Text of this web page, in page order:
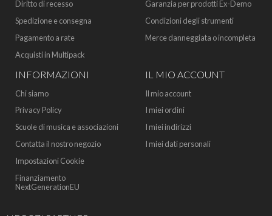
Diritto di recesso
Spedizione e consegna
Pagamento a rate
Acquisti in Multipack
Garanzia per prodotti Ex-Demo
Condizioni degli strumenti
Merce danneggiata o incompleta
INFORMAZIONI
Chi siamo
Privacy Policy
Scuole di musica e associazioni
Contatta il nostro negozio
Impostazioni Cookie
Finanziamento
NextGenerationEU
IL MIO ACCOUNT
Il mio account
I miei ordini
I miei indirizzi
I miei dati personali